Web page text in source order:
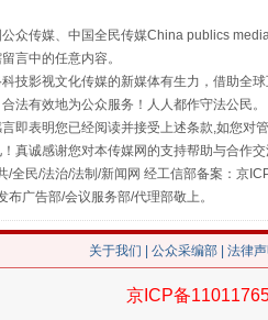
雪山、麦地、白藏房
众传媒、中国全民传媒China publics
言中的任意内容。
技影视文化传媒的新媒体有生力，借助全
法有效地为公众服务！人人都作守法公民。
即表明您已经阅读并接受上述条款,如您
真诚感谢您对本传媒网的支持帮助与合作
/全民/法治/法制/新闻网 经工信部备案：京
广告部/会议服务部/代理部敬上。
关于我们 公众采编部 法律声
京ICP备